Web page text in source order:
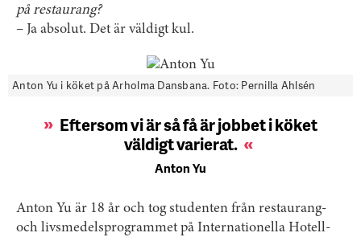
på restaurang?
– Ja absolut. Det är väldigt kul.
Anton Yu i köket på Arholma Dansbana. Foto: Pernilla Ahlsén
Eftersom vi är så få är jobbet i köket
väldigt varierat.
Anton Yu
Anton Yu är 18 år och tog studenten från restaurang-
och livsmedelsprogrammet på Internationella Hotell-